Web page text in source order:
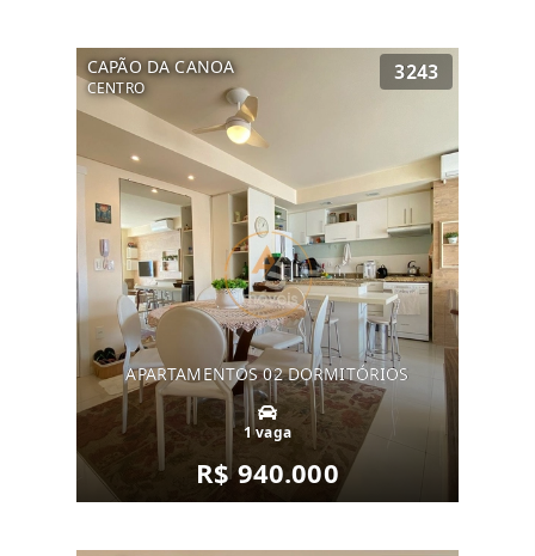
CAPÃO DA CANOA
CENTRO
3243
APARTAMENTOS 02 DORMITÓRIOS
1 vaga
R$ 940.000